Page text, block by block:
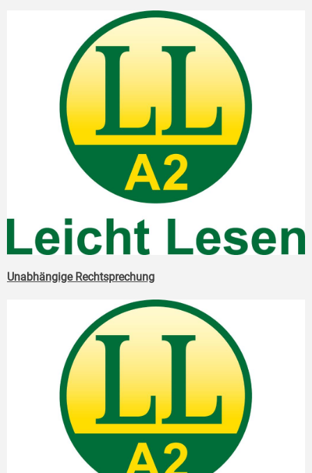
Unabhängige Rechtsprechung